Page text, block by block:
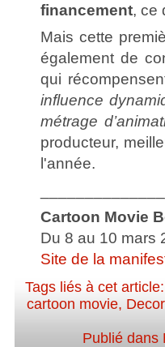
financement, ce
Mais cette
également de
qui
influence
métrage
producteur,
l'année.
Cartoon Movie
Du 8 au 10 mars
Site de la
Tags liés à cet article:
cartoon movie,
Publié dans